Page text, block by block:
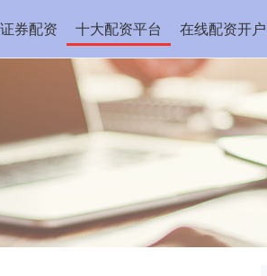
券配资 十大配资平台 在线配资开户